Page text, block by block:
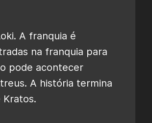
A franquia é
na franquia para
pode acontecer
A história termina